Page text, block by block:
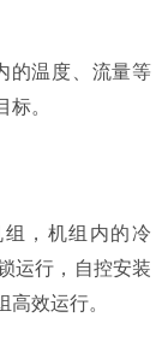
的温度、流量等
。
，机组内的冷
运行，自控安装
效运行。